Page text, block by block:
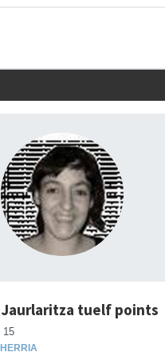
Jaurlaritza tuelf points
15